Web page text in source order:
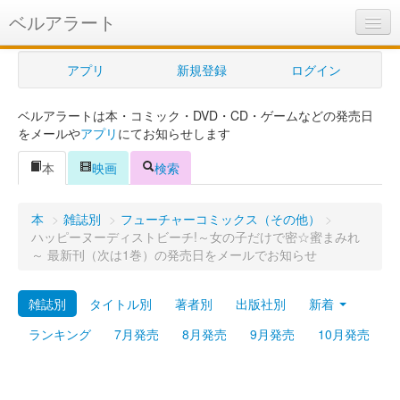
ベルアラート
ベルアラートとは
ヘルプ
新規登録
ログイン
購入管理
プレミアム
アプリ 新規登録 ログイン
ベルアラートは本・コミック・DVD・CD・ゲームなどの発売日
をメールやアプリ にてお知らせします
本
映画 検索
本 > 雑誌別 > フューチャーコミックス（その他）
>
ハッピーヌーディストビーチ!～女の子だけで密☆蜜まみれ
～ 最新刊（次は1巻）の発売日をメールでお知らせ
雑誌別 タイトル別 著者別 出版社別
新着
ランキング
7月発売 8月発売 9月発売 10月発売